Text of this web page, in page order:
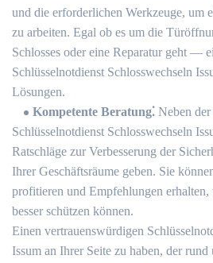
und die erforderlichen Werkzeuge, um
zu arbeiten. Egal ob es um die
Schlosses oder eine Reparatur geht ―
Schlüsselnotdienst Schlosswechseln
Lösungen.​
Kompetente Beratung⁚ Neben
Schlüsselnotdienst Schlosswechseln
Ratschläge zur Verbesserung der
Ihrer Geschäftsräume geben. Sie
profitieren und Empfehlungen
besser schützen können.​
Einen vertrauenswürdigen
Issum an Ihrer Seite zu haben, der